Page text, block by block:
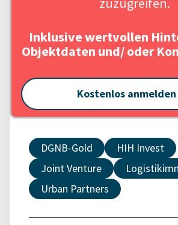
Inklusive wertvollen
Objektdaten und/ oder
Kostenlos anmelden
DGNB-Gold
HIH Invest
Joint Venture
Urban Partners